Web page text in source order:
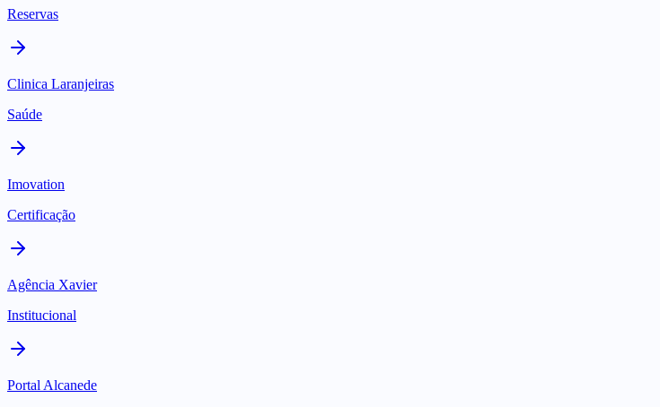
Reservas
Clinica Laranjeiras
Saúde
Imovation
Certificação
Agência Xavier
Institucional
Portal Alcanede